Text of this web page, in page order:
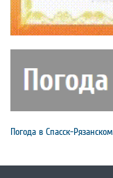
Погода в Спасск-Рязанском